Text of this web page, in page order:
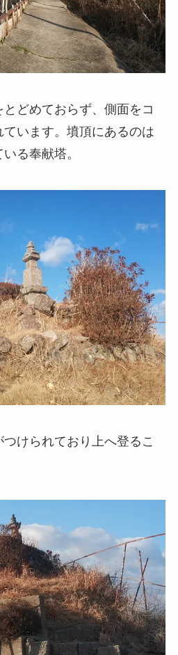
どめておらず、側面をコ
います。墳頂にあるのは
る奉献塔。
けられており上へ登るこ